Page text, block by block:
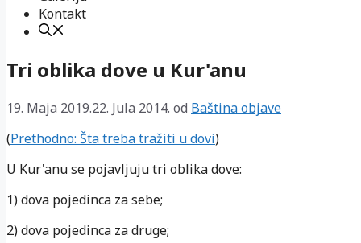
Kontakt
Tri oblika dove u Kur'anu
19. Maja 2019.22. Jula 2014. od Baština objave
(Prethodno: Šta treba tražiti u dovi)
U Kur'anu se pojavljuju tri oblika dove:
1) dova pojedinca za sebe;
2) dova pojedinca za druge;